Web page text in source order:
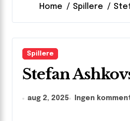
Home Spillere
Spillere
Stefan
aug 2, 2025 Ingen